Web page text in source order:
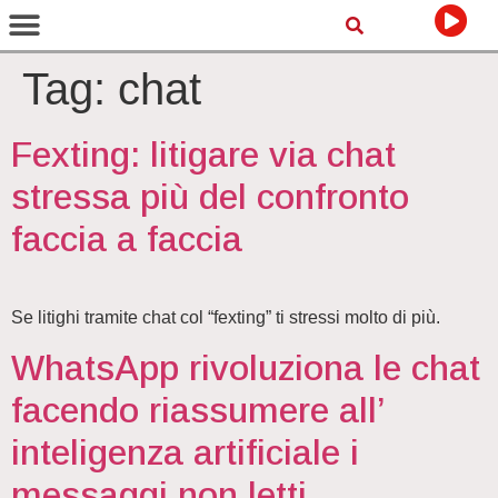
Tag: chat
Fexting: litigare via chat
stressa più del confronto
faccia a faccia
Se litighi tramite chat col “fexting” ti stressi molto di più.
WhatsApp rivoluziona le chat
facendo riassumere all’
inteligenza artificiale i